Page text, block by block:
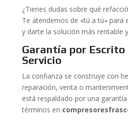
¿Tienes dudas sobre qué
Te atendemos de «tú a tú» para
y darte la solución más rentable
Garantía por Escrito
Servicio
La confianza se construye con
reparación, venta o
está respaldado por una
términos en